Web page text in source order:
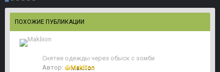
ПОХОЖИЕ ПУБЛИКАЦИИ
Снятие одежды через обыск с зомби
Автор:
Makliion